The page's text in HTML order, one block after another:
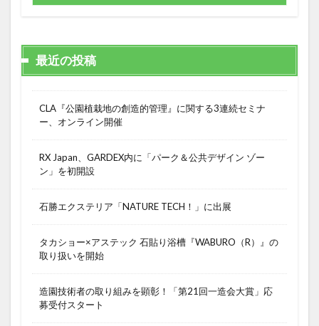
最近の投稿
CLA『公園植栽地の創造的管理』に関する3連続セミナ
ー、オンライン開催
RX Japan、GARDEX内に「パーク＆公共デザイン ゾー
ン」を初開設
石勝エクステリア「NATURE TECH！」に出展
タカショー×アステック 石貼り浴槽『WABURO（R）』の
取り扱いを開始
造園技術者の取り組みを顕彰！「第21回一造会大賞」応
募受付スタート